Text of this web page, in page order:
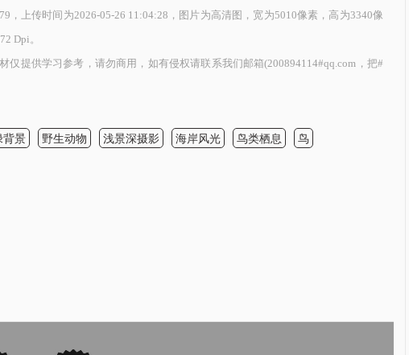
，上传时间为2026-05-26 11:04:28，图片为高清图，宽为5010像素，高为3340像
Dpi。
提供学习参考，请勿商用，如有侵权请联系我们邮箱(200894114#qq.com，把#
背景 野生动物 浅景深摄影 海岸风光 鸟类栖息 鸟